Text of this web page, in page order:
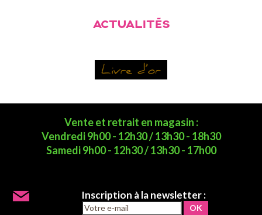
ACTUALITÉS
Vente et retrait en magasin :
Vendredi 9h00 - 12h30 / 13h30 - 18h30
Samedi 9h00 - 12h30 / 13h30 - 17h00
Inscription à la newsletter :